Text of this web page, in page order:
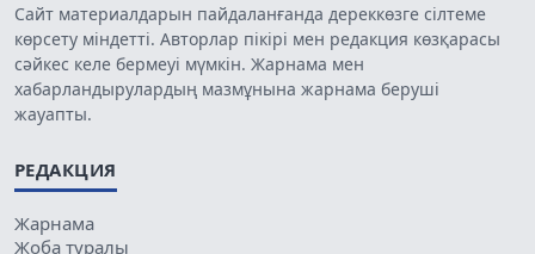
Сайт материалдарын пайдаланғанда дереккөзге сілтеме
көрсету міндетті. Авторлар пікірі мен редакция көзқарасы
сәйкес келе бермеуі мүмкін. Жарнама мен
хабарландырулардың мазмұнына жарнама беруші
жауапты.
РЕДАКЦИЯ
Жарнама
Жоба туралы